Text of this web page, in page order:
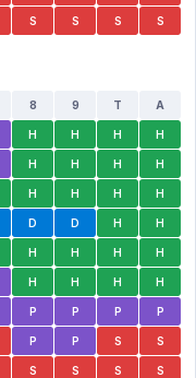
S S S S
8 9 T A
H H H H
H H H H
H H H H
D D H H
H H H H
H H H H
P P P P
P P S S
S S S S